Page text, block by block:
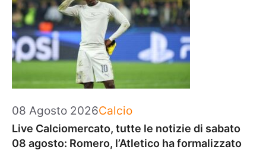
08 Agosto 2026Categorie
Calcio
Live Calciomercato, tutte le notizie di sabato
08 agosto: Romero, l’Atletico ha formalizzato